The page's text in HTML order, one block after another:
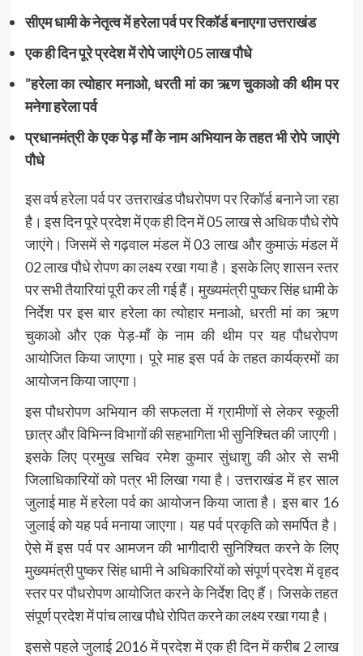
सीएम धामी के नेतृत्व में हरेला पर्व पर रिकॉर्ड बनाएगा उत्तराखंड
एक ही दिन पूरे प्रदेश में रोपे जाएंगे 05 लाख पौधे
”हरेला का त्योहार मनाओ, धरती मां का ऋण चुकाओ की थीम पर
मनेगा हरेला पर्व
प्रधानमंत्री के एक पेड़ माँ के नाम अभियान के तहत भी रोपे जाएंगे
पौधे
इस वर्ष हरेला पर्व पर उत्तराखंड पौधरोपण पर रिकॉर्ड बनाने जा रहा
है। इस दिन पूरे प्रदेश में एक ही दिन में 05 लाख से अधिक पौधे रोपे
जाएंगे। जिसमें से गढ़वाल मंडल में 03 लाख और कुमाऊं मंडल में
02 लाख पौधे रोपण का लक्ष्य रखा गया है। इसके लिए शासन स्तर
पर सभी तैयारियां पूरी कर ली गई हैं। मुख्यमंत्री पुष्कर सिंह धामी के
निर्देश पर इस बार हरेला का त्योहार मनाओ, धरती मां का ऋण
चुकाओ और एक पेड़-माँ के नाम की थीम पर यह पौधरोपण
आयोजित किया जाएगा। पूरे माह इस पर्व के तहत कार्यक्रमों का
आयोजन किया जाएगा।
इस पौधरोपण अभियान की सफलता में ग्रामीणों से लेकर स्कूली
छात्र और विभिन्न विभागों की सहभागिता भी सुनिश्चित की जाएगी।
इसके लिए प्रमुख सचिव रमेश कुमार सुंधाशु की ओर से सभी
जिलाधिकारियों को पत्र भी लिखा गया है। उत्तराखंड में हर साल
जुलाई माह में हरेला पर्व का आयोजन किया जाता है। इस बार 16
जुलाई को यह पर्व मनाया जाएगा। यह पर्व प्रकृति को समर्पित है।
ऐसे में इस पर्व पर आमजन की भागीदारी सुनिश्चित करने के लिए
मुख्यमंत्री पुष्कर सिंह धामी ने अधिकारियों को संपूर्ण प्रदेश में वृहद
स्तर पर पौधरोपण आयोजित करने के निर्देश दिए हैं। जिसके तहत
संपूर्ण प्रदेश में पांच लाख पौधे रोपित करने का लक्ष्य रखा गया है।
इससे पहले जुलाई 2016 में प्रदेश में एक ही दिन में करीब 2 लाख